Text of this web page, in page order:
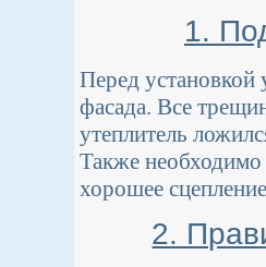
1.
Перед установкой
фасада. Все
утеплитель
Также необходимо
хорошее
2.